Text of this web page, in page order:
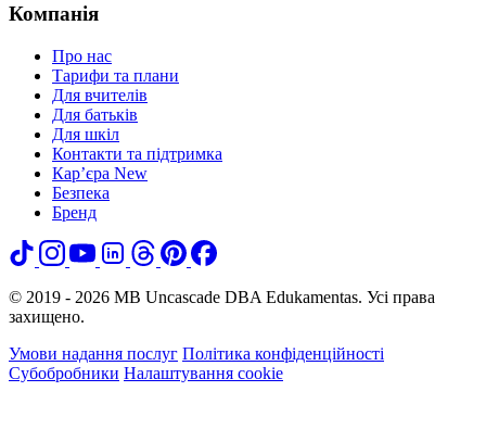
Компанія
Про нас
Тарифи та плани
Для вчителів
Для батьків
Для шкіл
Контакти та підтримка
Кар’єра New
Безпека
Бренд
© 2019 - 2026 MB Uncascade DBA Edukamentas. Усі права
захищено.
Умови надання послуг Політика конфіденційності
Субобробники Налаштування cookie